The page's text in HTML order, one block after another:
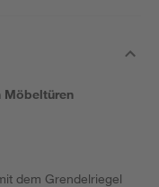
Möbeltüren
dem Grendelriegel